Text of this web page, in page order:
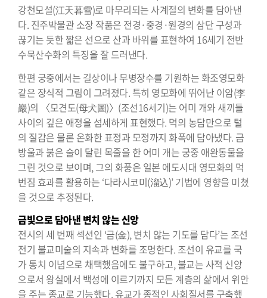
강천모설(江天暮雪)로 마무리되는 사계절의 변화를 담아낸
다. 진주박물관 소장 작품은 전경·중경·원경의 삼단 구성과
끊기는 듯한 짧은 선으로 산과 바위를 표현하여 16세기 전반
수묵산수화의 특징을 잘 드러낸다.
한편 궁중에서는 길상이나 무병장수를 기원하는 화조영모화
같은 장식적 그림이 그려졌다. 특히 영모화에 뛰어난 이암(李
巖)의 〈모견도(母犬圖)〉(조선16세기)는 어미 개와 새끼들
사이의 깊은 애정을 섬세하게 표현했다. 먹의 농담만으로 털
의 질감은 물론 온화한 표정과 모정까지 화폭에 담아냈다. 금
방울과 붉은 술이 달린 목줄을 한 어미 개는 궁중 애완동물을
그린 것으로 보이며, 그의 화풍은 일본 에도시대 영모화의 먹
번짐 효과를 활용하는 ‘다라시코미(溜込)’ 기법에 영향을 미쳤
을 것으로 추정된다.
금빛으로 담아낸 변치 않는 신앙
전시의 세 번째 섹션인 ‘금(金), 변치 않는 기도를 담다’는 조선
전기 불교미술의 지속과 변화를 조명한다. 조선이 유교를 국
가 통치 이념으로 채택했음에도 불구하고, 불교는 사적 신앙
으로서 왕실에서 백성에 이르기까지 모든 계층의 삶에서 위안
을 주는 종교로 기능했다. 유교가 종적인 사회질서를 구축했